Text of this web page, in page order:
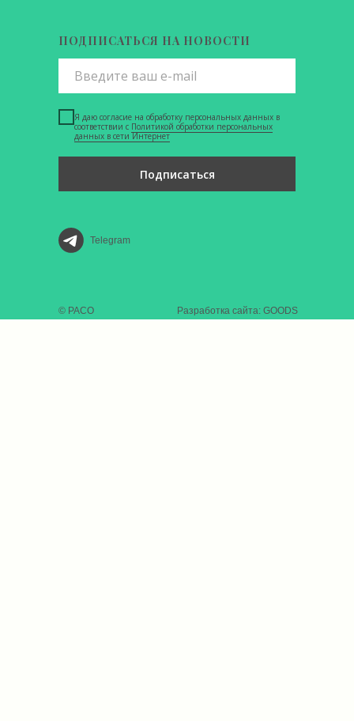
© РАСО
Я даю согласие на обработку персональных данных в
соответствии с Политикой обработки персональных
данных в сети Интернет
Подписаться
Telegram
Разработка сайта: GOODS
ПОДПИСАТЬСЯ НА НОВОСТИ